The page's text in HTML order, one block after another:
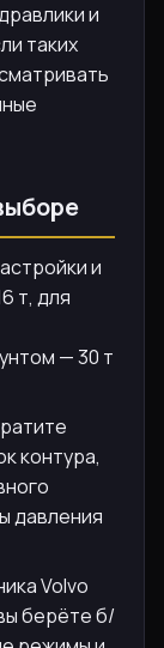
и
таких
и
т, для
— 30 т
контура,
давления
Volvo
берёте б/